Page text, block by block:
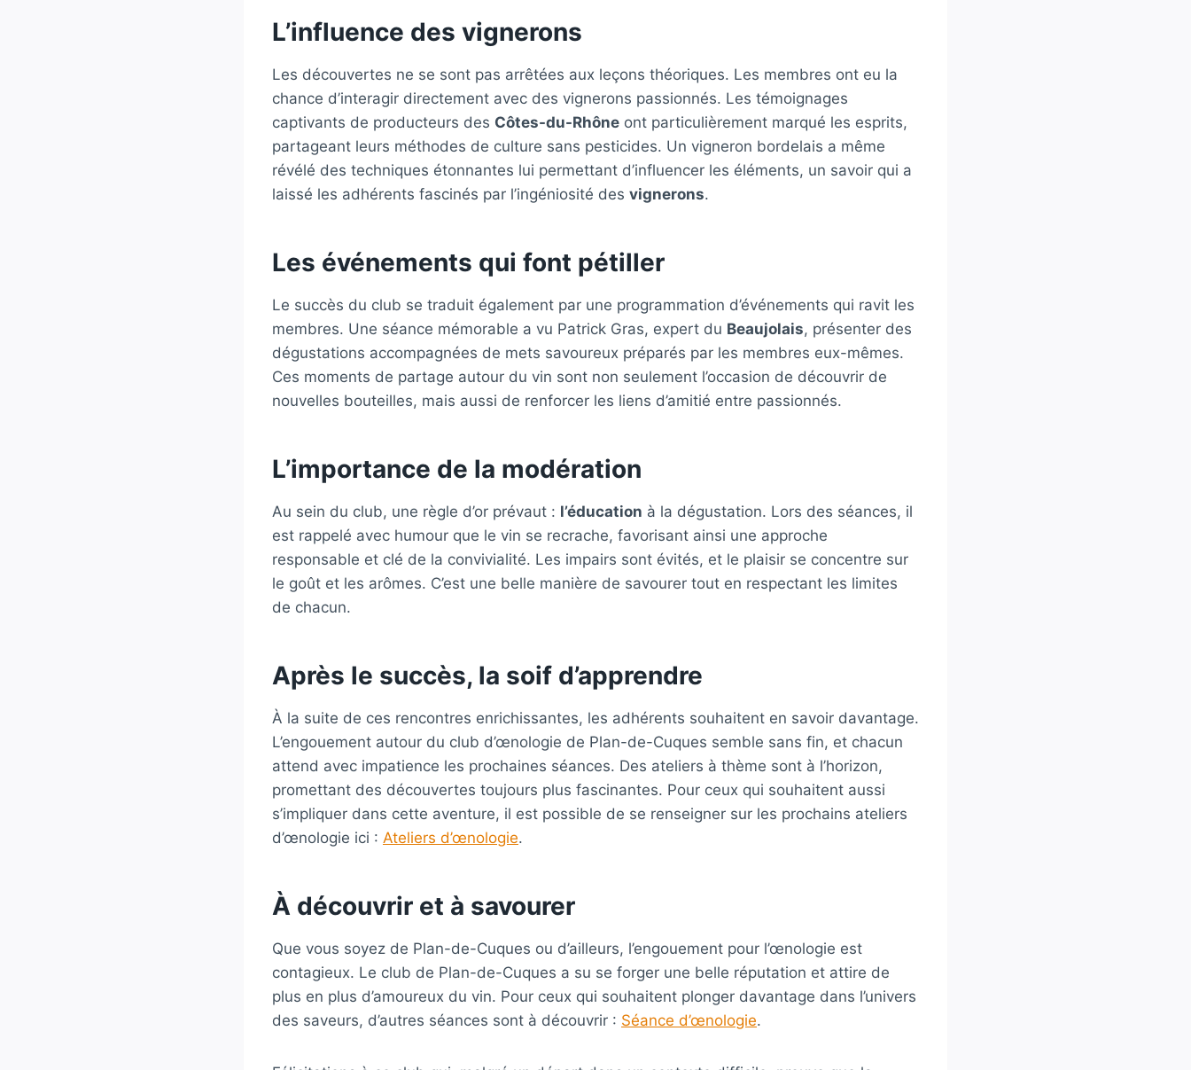
L’influence des vignerons
Les découvertes ne se sont pas arrêtées aux leçons théoriques. Les membres ont eu la
chance d’interagir directement avec des vignerons passionnés. Les témoignages
captivants de producteurs des Côtes-du-Rhône ont particulièrement marqué les esprits,
partageant leurs méthodes de culture sans pesticides. Un vigneron bordelais a même
révélé des techniques étonnantes lui permettant d’influencer les éléments, un savoir qui a
laissé les adhérents fascinés par l’ingéniosité des vignerons.
Les événements qui font pétiller
Le succès du club se traduit également par une programmation d’événements qui ravit les
membres. Une séance mémorable a vu Patrick Gras, expert du Beaujolais, présenter des
dégustations accompagnées de mets savoureux préparés par les membres eux-mêmes.
Ces moments de partage autour du vin sont non seulement l’occasion de découvrir de
nouvelles bouteilles, mais aussi de renforcer les liens d’amitié entre passionnés.
L’importance de la modération
Au sein du club, une règle d’or prévaut : l’éducation à la dégustation. Lors des séances, il
est rappelé avec humour que le vin se recrache, favorisant ainsi une approche
responsable et clé de la convivialité. Les impairs sont évités, et le plaisir se concentre sur
le goût et les arômes. C’est une belle manière de savourer tout en respectant les limites
de chacun.
Après le succès, la soif d’apprendre
À la suite de ces rencontres enrichissantes, les adhérents souhaitent en savoir davantage.
L’engouement autour du club d’œnologie de Plan-de-Cuques semble sans fin, et chacun
attend avec impatience les prochaines séances. Des ateliers à thème sont à l’horizon,
promettant des découvertes toujours plus fascinantes. Pour ceux qui souhaitent aussi
s’impliquer dans cette aventure, il est possible de se renseigner sur les prochains ateliers
d’œnologie ici : Ateliers d’œnologie.
À découvrir et à savourer
Que vous soyez de Plan-de-Cuques ou d’ailleurs, l’engouement pour l’œnologie est
contagieux. Le club de Plan-de-Cuques a su se forger une belle réputation et attire de
plus en plus d’amoureux du vin. Pour ceux qui souhaitent plonger davantage dans l’univers
des saveurs, d’autres séances sont à découvrir : Séance d’œnologie.